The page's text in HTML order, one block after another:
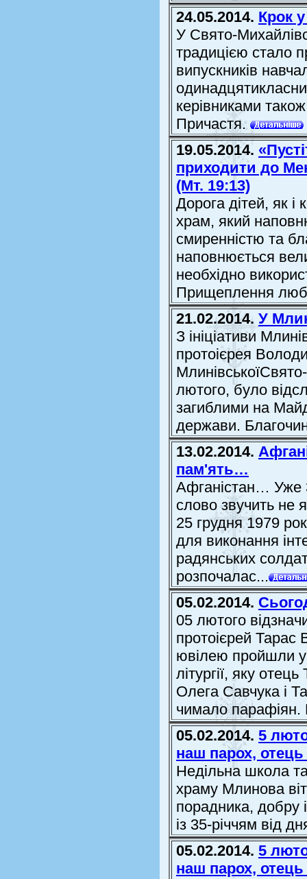
24.05.2014. Крок
У Свято-
традицією стало
випускників
керівниками
Причастя.
19.05.2014.
приходити до
(Мт. 19:13)
Дорога дітей, як
храм, який
смиренністю та
наповнюється
необхідно
Прищеплення
21.02.2014. У
З ініціативи
протоієрея
лютого, було
загиблими на
держави.
13.02.2014.
пам'ять…
Афганістан… Уже
слово звучить не
25 грудня 1979
для виконання
радянських
розпочалас...
05.02.2014.
05 лютого
протоієрей Тарас
ювілею пройшли у
літургії, яку
Олега Савчука і
чимало
05.02.2014. 5
наш парох, отець
Недільна школа
храму Млинова
порадника, добру
із 35-річчям від
05.02.2014. 5
наш парох, отець